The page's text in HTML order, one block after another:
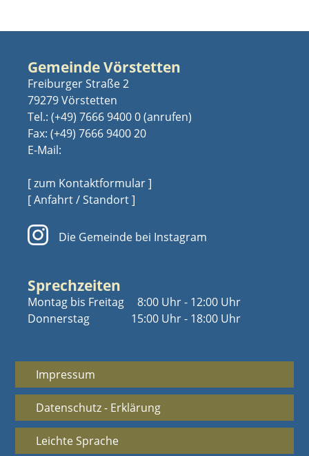
Gemeinde Vörstetten
Freiburger Straße 2
79279 Vörstetten
Tel.: (+49) 7666 9400 0
Fax: (+49) 7666 9400 20
E-Mail:
[ zum Kontaktformular ]
[ Anfahrt / Standort ]
Die Gemeinde bei Instagram
Sprechzeiten
Montag bis Freitag
Donnerstag
8:00 Uhr - 12:00 Uhr
15:00 Uhr - 18:00 Uhr
Impressum
Datenschutz - Erklärung
Leichte Sprache